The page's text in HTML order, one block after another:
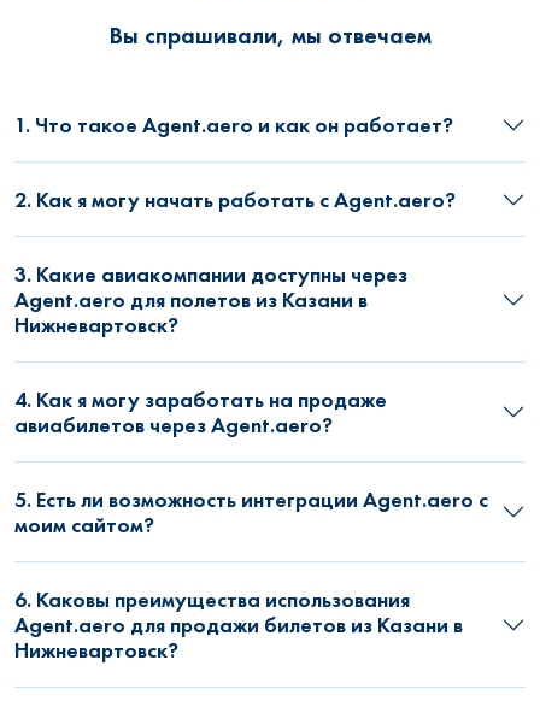
Вы спрашивали, мы отвечаем
1. Что такое Agent.aero и как он работает?
2. Как я могу начать работать с Agent.aero?
3. Какие авиакомпании доступны через
Agent.aero для полетов из Казани в
Нижневартовск?
4. Как я могу заработать на продаже
авиабилетов через Agent.aero?
5. Есть ли возможность интеграции Agent.aero с
моим сайтом?
6. Каковы преимущества использования
Agent.aero для продажи билетов из Казани в
Нижневартовск?